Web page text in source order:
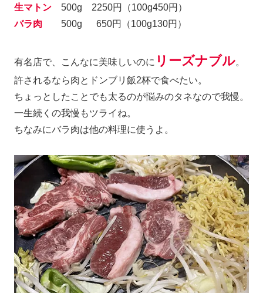
生マトン 500g 2250円（100g450円）
バラ肉 500g 650円（100g130円）
有名店で、こんなに美味しいのに リーズナブル。
許されるなら肉とドンブリ飯2杯で食べたい。
ちょっとしたことでも太るのが悩みのタネなので我慢。
一生続くの我慢もツライね。
ちなみにバラ肉は他の料理に使うよ。